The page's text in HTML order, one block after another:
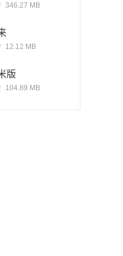
346.27 MB
12.12 MB
版
104.89 MB